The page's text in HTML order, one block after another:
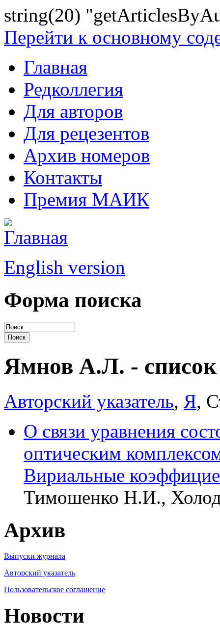
string(20)
Перейти к основному
Главная
Редколлегия
Для авторов
Для рецезентов
Архив номеров
Контакты
Премия МАИК
English version
Форма поиска
Ямнов А.Л. - список
Авторский указатель, Я,
О связи уравнения
оптическим
Вириальные
Тимошенко Н.И.,
Архив
Выпуски журнала
Авторский указатель
Пользовательское соглашение
Новости